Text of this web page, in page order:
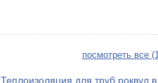
посмотреть все
Теплоизоляция для труб роквул в